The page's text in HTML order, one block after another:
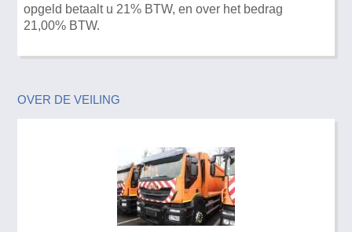
opgeld betaalt u 21% BTW, en over het bedrag
21,00% BTW.
OVER DE VEILING